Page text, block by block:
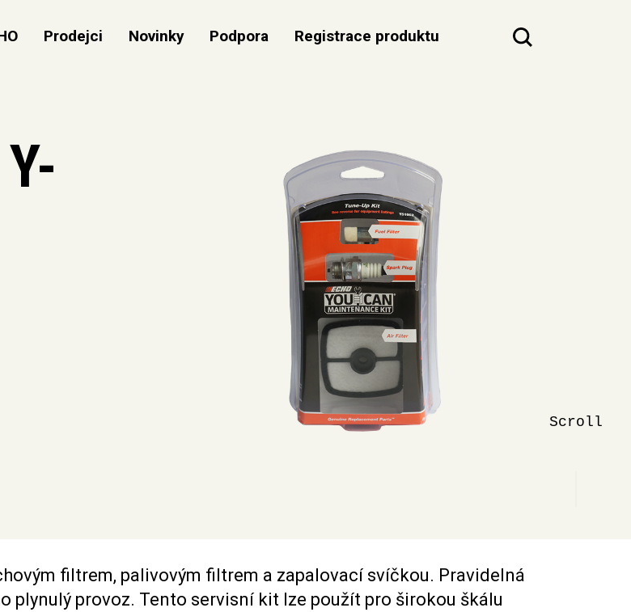
Prodejci Novinky Podpora Registrace produktu
Scroll
filtrem, palivovým filtrem a zapalovací svíčkou. Pravidelná
plynulý provoz. Tento servisní kit lze použít pro širokou škálu